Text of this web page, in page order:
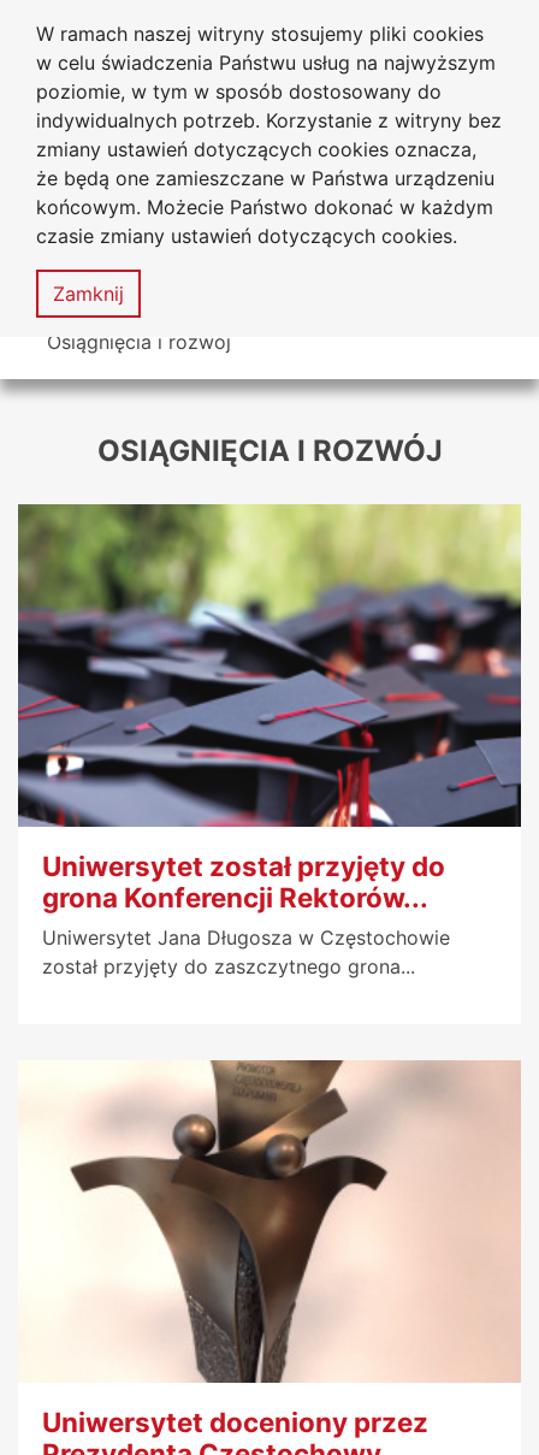
W ramach naszej witryny stosujemy pliki cookies
w celu świadczenia Państwu usług na najwyższym
poziomie, w tym w sposób dostosowany do
indywidualnych potrzeb. Korzystanie z witryny bez
zmiany ustawień dotyczących cookies oznacza,
że będą one zamieszczane w Państwa urządzeniu
końcowym. Możecie Państwo dokonać w każdym
czasie zmiany ustawień dotyczących cookies.
Zamknij
Przejdź do głównego menu
Przejdź do treści
Przejdź do wyszukiwarki
Przejdź do mapy serwisu
Uniwersytet
Jana Długosza w Częstochowie
Mapa
serwisu
MENU
Tutaj jesteś
Osiągnięcia i rozwój
OSIĄGNIĘCIA I ROZWÓJ
Uniwersytet został przyjęty do
grona Konferencji Rektorów...
Uniwersytet Jana Długosza w Częstochowie
został przyjęty do zaszczytnego grona...
Uniwersytet doceniony przez